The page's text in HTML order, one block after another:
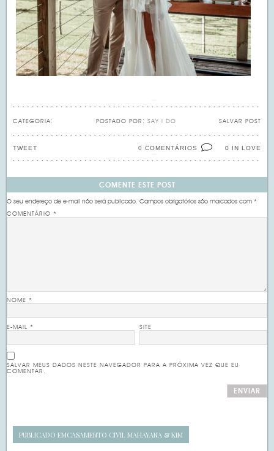
CATEGORIA: SALVAR POST
POSTADO POR: SAY I DO
0 IN LOVE
0 COMENTÁRIOS
TWEET
COMENTE ESTE POST
O seu endereço de e-mail não será publicado. Campos obrigatórios são marcados com*
COMENTÁRIO*
NOME*
E-MAIL* SITE
SALVAR MEUS DADOS NESTE NAVEGADOR PARA A PRÓXIMA VEZ QUE EU
COMENTAR.
PUBLICADO EMCASAMENTO CIVIL MAHAYANA & KIM